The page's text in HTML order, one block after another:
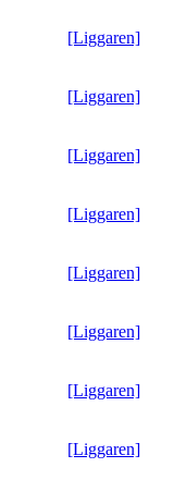
[Liggaren]
[Liggaren]
[Liggaren]
[Liggaren]
[Liggaren]
[Liggaren]
[Liggaren]
[Liggaren]